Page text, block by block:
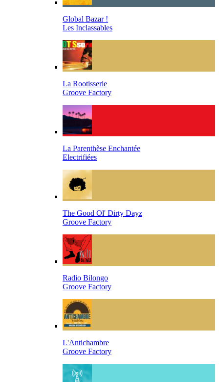
Global Bazar !
Les Inclassables
La Rootisserie
Groove Factory
La Parenthèse Enchantée
Electrifiées
The Good Ol' Dirty Dayz
Groove Factory
Radio Bilongo
Groove Factory
L'Antichambre
Groove Factory